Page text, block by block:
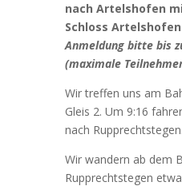
nach Artelshofen
Schloss
Anmeldung bitte bis
(maximale
Wir treffen uns am
Gleis 2. Um 9:16
nach Rupprechtstegen.
Wir wandern ab dem
Rupprechtstegen